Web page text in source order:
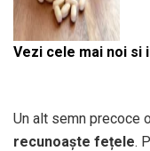
Vezi cele mai noi
Un alt semn precoce
recunoaște fețele.